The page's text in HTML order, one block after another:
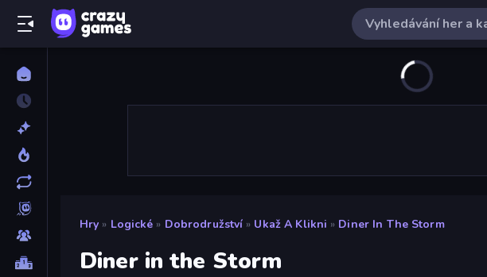
Hry » Logické » Dobrodružství » Ukaž A Klikni » Diner In The Storm
Diner in the Storm